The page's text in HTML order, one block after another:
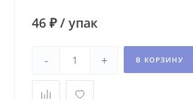
46 ₽/ упак
- + В КОРЗИНУ